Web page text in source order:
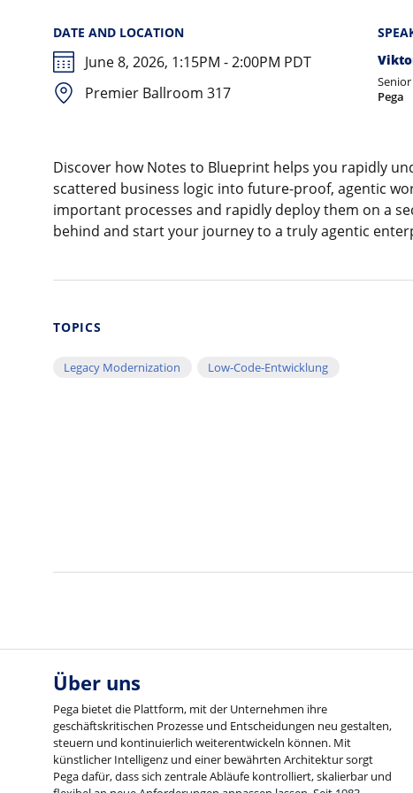
DATE AND LOCATION
June 8, 2026, 1:15PM - 2:00PM PDT
Premier Ballroom 317
Pega
Discover how Notes to Blueprint helps you rapidly
scattered business logic into future-proof, agentic
important processes and rapidly deploy them on a
behind and start your journey to a truly agentic
TOPICS
Legacy Modernization Low-Code-Entwicklung
Über uns
Pega bietet die Plattform, mit der Unternehmen ihre
geschäftskritischen Prozesse und Entscheidungen neu gestalten,
steuern und kontinuierlich weiterentwickeln können. Mit
künstlicher Intelligenz und einer bewährten Architektur sorgt
Pega dafür, dass sich zentrale Abläufe kontrolliert, skalierbar und